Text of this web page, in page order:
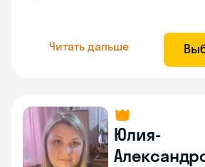
Читать дальше
Юлия-